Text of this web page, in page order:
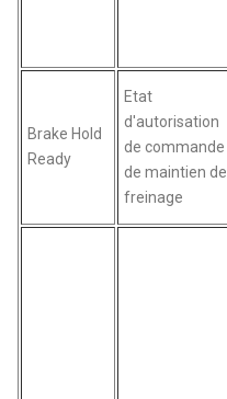
Brake Hold
Ready
Etat
d'autorisation
de commande
de maintien de
freinage